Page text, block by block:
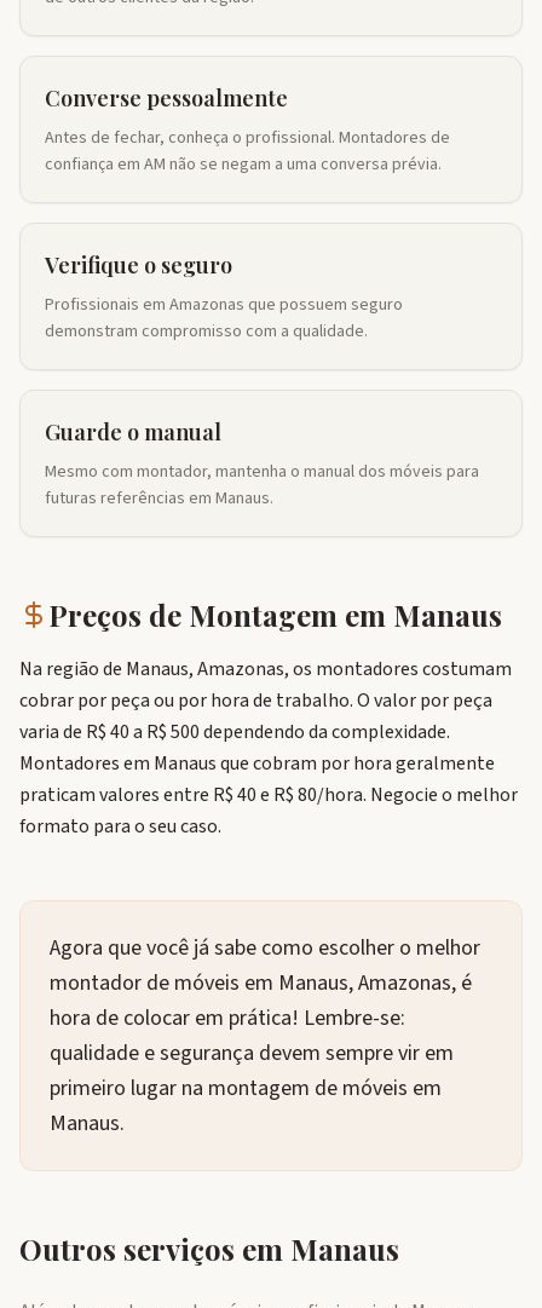
Converse pessoalmente
Antes de fechar, conheça o profissional. Montadores de
confiança em AM não se negam a uma conversa prévia.
Verifique o seguro
Profissionais em Amazonas que possuem seguro
demonstram compromisso com a qualidade.
Guarde o manual
Mesmo com montador, mantenha o manual dos móveis para
futuras referências em Manaus.
Preços de Montagem em Manaus
Na região de Manaus, Amazonas, os montadores costumam
cobrar por peça ou por hora de trabalho. O valor por peça
varia de R$ 40 a R$ 500 dependendo da complexidade.
Montadores em Manaus que cobram por hora geralmente
praticam valores entre R$ 40 e R$ 80/hora. Negocie o melhor
formato para o seu caso.
Agora que você já sabe como escolher o melhor
montador de móveis em Manaus, Amazonas, é
hora de colocar em prática! Lembre-se:
qualidade e segurança devem sempre vir em
primeiro lugar na montagem de móveis em
Manaus.
Outros serviços em Manaus